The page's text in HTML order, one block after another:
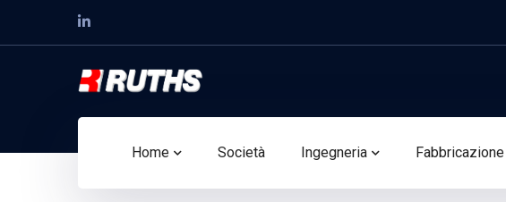
Home Società Ingegneria Fabbricazione